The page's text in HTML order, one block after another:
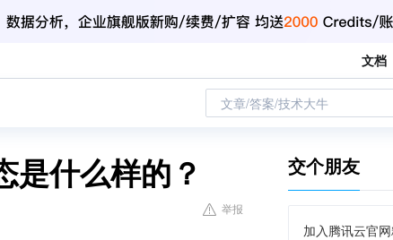
文档
文章/答案/技术大牛
是什么样的？
举报
交个朋友
加入腾讯云官